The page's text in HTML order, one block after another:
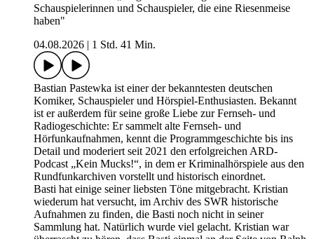
Schauspielerinnen und Schauspieler, die eine Riesenmeise
haben"
04.08.2026
1 Std. 41 Min.
Bastian Pastewka ist einer der bekanntesten deutschen
Komiker, Schauspieler und Hörspiel-Enthusiasten. Bekannt
ist er außerdem für seine große Liebe zur Fernseh- und
Radiogeschichte: Er sammelt alte Fernseh- und
Hörfunkaufnahmen, kennt die Programmgeschichte bis ins
Detail und moderiert seit 2021 den erfolgreichen ARD-
Podcast „Kein Mucks!“, in dem er Kriminalhörspiele aus den
Rundfunkarchiven vorstellt und historisch einordnet.
Basti hat einige seiner liebsten Töne mitgebracht. Kristian
wiederum hat versucht, im Archiv des SWR historische
Aufnahmen zu finden, die Basti noch nicht in seiner
Sammlung hat. Natürlich wurde viel gelacht. Kristian war